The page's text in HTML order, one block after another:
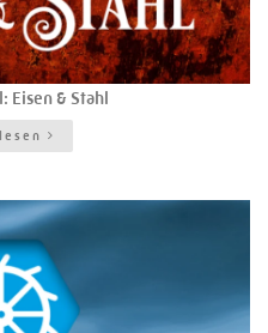
Eisen & Stahl